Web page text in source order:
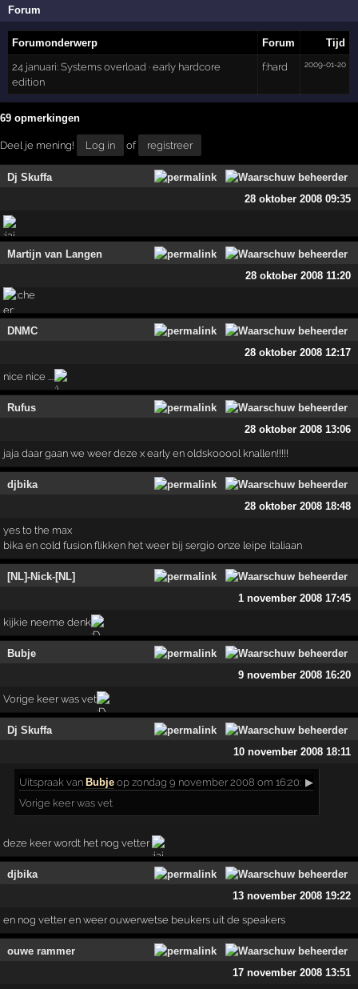
Forum
Forumonderwerp Forum
Tijd
24 januari: Systems overload · early hardcore
edition
f:hard 2009-01-20
69 opmerkingen
Deel je mening! Log in of registreer
Dj Skuffa
28 oktober 2008 09:35
Martijn van Langen
28 oktober 2008 11:20
DNMC
28 oktober 2008 12:17
nice nice ....
Rufus
28 oktober 2008 13:06
jaja daar gaan we weer deze x early en oldskooool knallen!!!!!
djbika
28 oktober 2008 18:48
yes to the max
bika en cold fusion flikken het weer bij sergio onze leipe italiaan
[NL]-Nick-[NL]
1 november 2008 17:45
kijkie neeme denk
Bubje
9 november 2008 16:20
Vorige keer was vet
Dj Skuffa
10 november 2008 18:11
Uitspraak vanBubje op zondag 9 november 2008 om 16:20: ▶
Vorige keer was vet
deze keer wordt het nog vetter
djbika
13 november 2008 19:22
en nog vetter en weer ouwerwetse beukers uit de speakers
ouwe rammer
17 november 2008 13:51